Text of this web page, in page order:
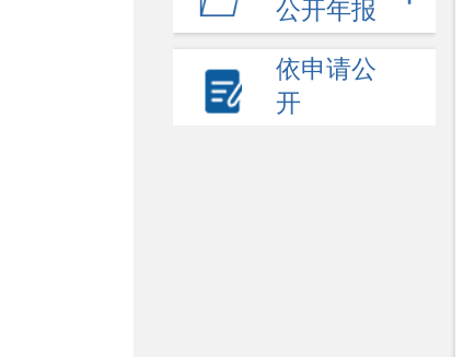
公开年报
依申请公
开